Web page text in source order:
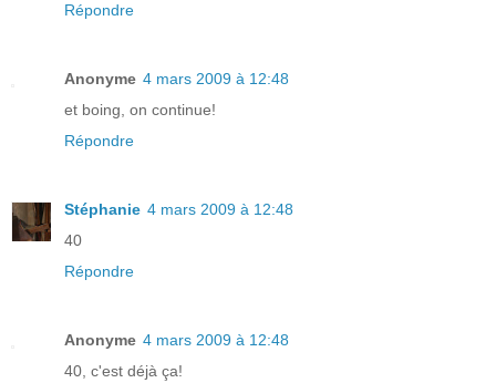
Répondre
Anonyme 4 mars 2009 à 12:48
et boing, on continue!
Répondre
Stéphanie 4 mars 2009 à 12:48
40
Répondre
Anonyme 4 mars 2009 à 12:48
40, c'est déjà ça!